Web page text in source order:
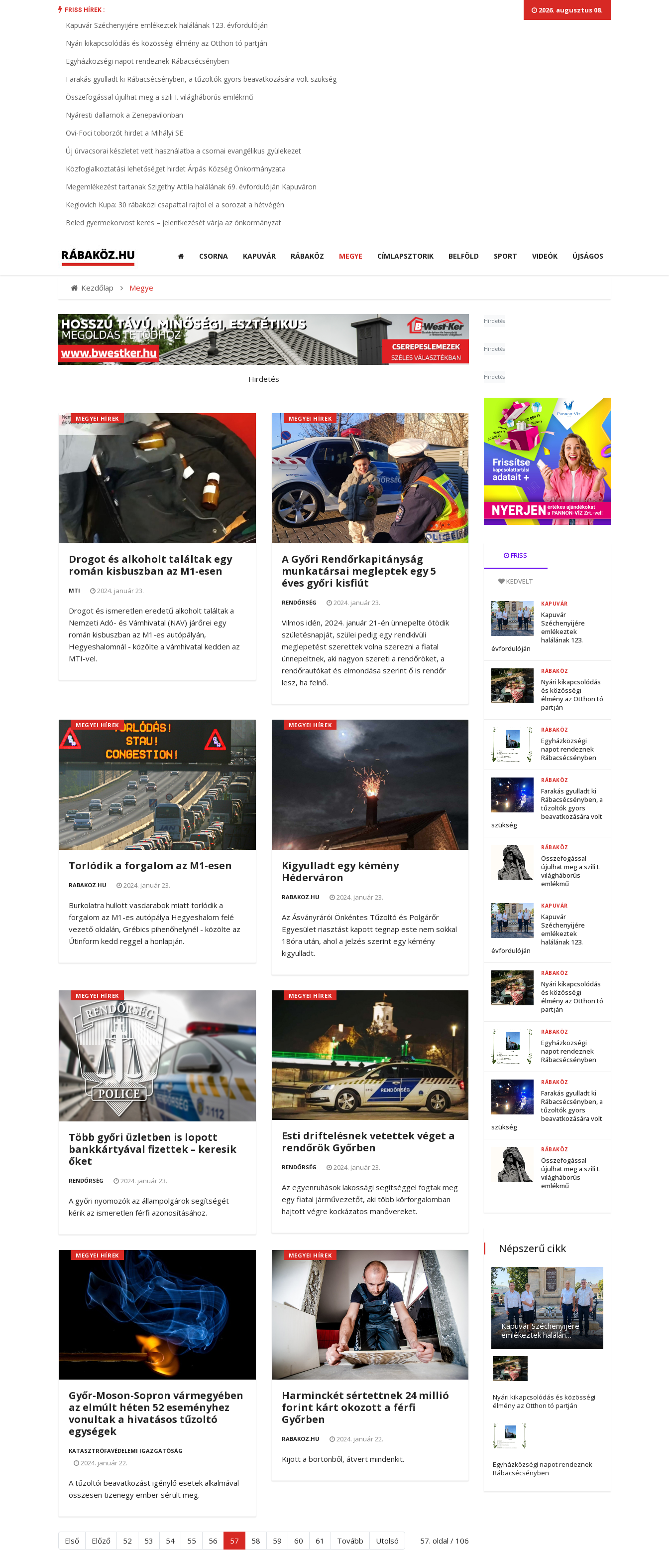
FRISS HÍREK :
Kapuvár Széchenyijére emlékeztek halálának 123. évfordulóján
Nyári kikapcsolódás és közösségi élmény az Otthon tó partján
Egyházközségi napot rendeznek Rábacsécsényben
Farakás gyulladt ki Rábacsécsényben, a tűzoltók gyors beavatkozására volt szükség
Összefogással újulhat meg a szili I. világháborús emlékmű
Nyáresti dallamok a Zenepavilonban
Ovi-Foci toborzót hirdet a Mihályi SE
Új úrvacsorai készletet vett használatba a csornai evangélikus gyülekezet
Közfoglalkoztatási lehetőséget hirdet Árpás Község Önkormányzata
Megemlékezést tartanak Szigethy Attila halálának 69. évfordulóján Kapuváron
Keglovich Kupa: 30 rábaközi csapattal rajtol el a sorozat a hétvégén
Beled gyermekorvost keres – jelentkezését várja az önkormányzat
2026. augusztus 08.
CSORNA KAPUVÁR RÁBAKÖZ MEGYE CÍMLAPSZTORIK BELFÖLD SPORT VIDEÓK ÚJSÁGOS
Kezdőlap Megye
Hirdetés
Drogot és alkoholt találtak egy
román kisbuszban az M1-esen
MTI
MEGYEI HÍREK
2024. január 23.
Drogot és ismeretlen eredetű alkoholt találtak a
Nemzeti Adó- és Vámhivatal (NAV) járőrei egy
román kisbuszban az M1-es autópályán,
Hegyeshalomnál - közölte a vámhivatal kedden az
MTI-vel.
A Győri Rendőrkapitányság
munkatársai megleptek egy 5
éves győri kisfiút
RENDŐRSÉG
MEGYEI HÍREK
2024. január 23.
Vilmos idén, 2024. január 21-én ünnepelte ötödik
születésnapját, szülei pedig egy rendkívüli
meglepetést szerettek volna szerezni a fiatal
ünnepeltnek, aki nagyon szereti a rendőröket, a
rendőrautókat és elmondása szerint ő is rendőr
lesz, ha felnő.
Torlódik a forgalom az M1-esen
RABAKOZ.HU
MEGYEI HÍREK
2024. január 23.
Burkolatra hullott vasdarabok miatt torlódik a
forgalom az M1-es autópálya Hegyeshalom felé
vezető oldalán, Grébics pihenőhelynél - közölte az
Útinform kedd reggel a honlapján.
Kigyulladt egy kémény
Héderváron
RABAKOZ.HU
MEGYEI HÍREK
2024. január 23.
Az Ásványrárói Önkéntes Tűzoltó és Polgárőr
Egyesület riasztást kapott tegnap este nem sokkal
18óra után, ahol a jelzés szerint egy kémény
kigyulladt.
Több győri üzletben is lopott
bankkártyával fizettek – keresik
őket
RENDŐRSÉG
MEGYEI HÍREK
2024. január 23.
A győri nyomozók az állampolgárok segítségét
kérik az ismeretlen férfi azonosításához.
Esti driftelésnek vetettek véget a
rendőrök Győrben
RENDŐRSÉG
MEGYEI HÍREK
2024. január 23.
Az egyenruhások lakossági segítséggel fogtak meg
egy fiatal járművezetőt, aki több körforgalomban
hajtott végre kockázatos manővereket.
Győr-Moson-Sopron vármegyében
az elmúlt héten 52 eseményhez
vonultak a hivatásos tűzoltó
egységek
KATASZTRÓFAVÉDELEMI IGAZGATÓSÁG
MEGYEI HÍREK
2024. január 22.
A tűzoltói beavatkozást igénylő esetek alkalmával
összesen tizenegy ember sérült meg.
Harminckét sértettnek 24 millió
forint kárt okozott a férfi
Győrben
RABAKOZ.HU
MEGYEI HÍREK
2024. január 22.
Kijött a börtönből, átvert mindenkit.
Első Előző 52 53 54 55 56 57 58 59 60 61 Tovább Utolsó 57. oldal / 106
Hirdetés
Hirdetés
Hirdetés
FRISS
KEDVELT
Kapuvár
Széchenyijére
emlékeztek
halálának 123.
évfordulóján
KAPUVÁR
Nyári kikapcsolódás
és közösségi
élmény az Otthon tó
partján
RÁBAKÖZ
Egyházközségi
napot rendeznek
Rábacsécsényben
RÁBAKÖZ
Farakás gyulladt ki
Rábacsécsényben, a
tűzoltók gyors
beavatkozására volt
szükség
RÁBAKÖZ
Összefogással
újulhat meg a szili I.
világháborús
emlékmű
RÁBAKÖZ
Kapuvár
Széchenyijére
emlékeztek
halálának 123.
évfordulóján
KAPUVÁR
Nyári kikapcsolódás
és közösségi
élmény az Otthon tó
partján
RÁBAKÖZ
Egyházközségi
napot rendeznek
Rábacsécsényben
RÁBAKÖZ
Farakás gyulladt ki
Rábacsécsényben, a
tűzoltók gyors
beavatkozására volt
szükség
RÁBAKÖZ
Összefogással
újulhat meg a szili I.
világháborús
emlékmű
RÁBAKÖZ
Népszerű cikk
Kapuvár Széchenyijére
emlékeztek halálán…
Nyári kikapcsolódás és közösségi
élmény az Otthon tó partján
Egyházközségi napot rendeznek
Rábacsécsényben